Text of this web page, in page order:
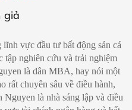
giả
vực đầu tư bất động sản cá
tập nghiên cứu và trải nghiệm
là dân MBA, hay nói một
rất chuyên sâu về điều hành,
là nhà sáng lập và điều